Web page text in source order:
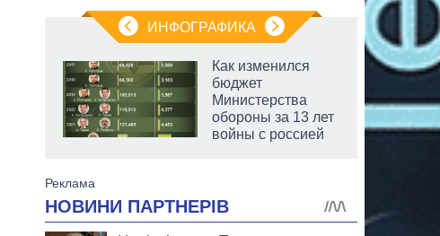
ИНФОГРАФИКА
Как изменился
бюджет
Министерства
обороны за 13 лет
войны с россией